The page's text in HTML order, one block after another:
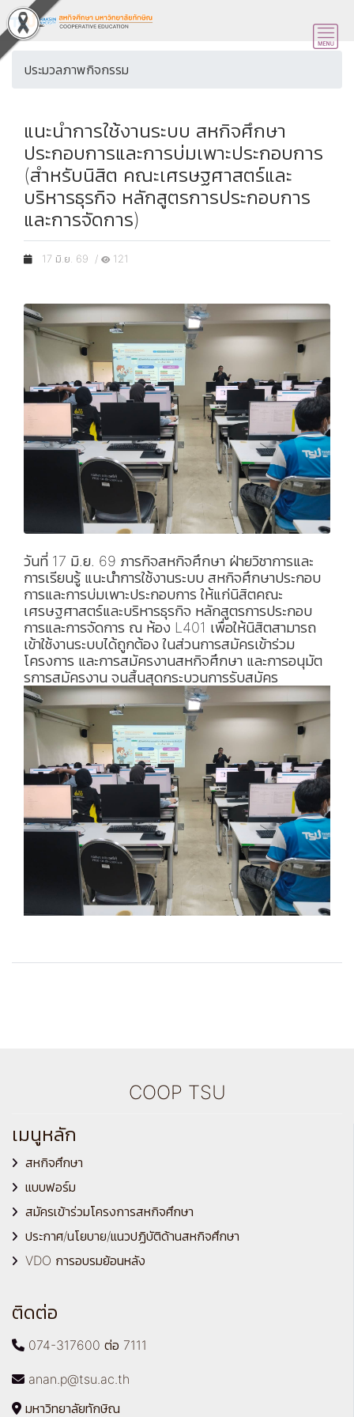
ประมวลภาพกิจกรรม
แนะนำการใช้งานระบบ สหกิจศึกษา
ประกอบการและการบ่มเพาะประกอบการ
(สำหรับนิสิต คณะเศรษฐศาสตร์และ
บริหารธุรกิจ หลักสูตรการประกอบการ
และการจัดการ)
17 มิ.ย. 69 / 121
วันที่ 17 มิ.ย. 69 ภารกิจสหกิจศึกษา ฝ่ายวิชาการและ
การเรียนรู้ แนะนำการใช้งานระบบ สหกิจศึกษาประกอบ
การและการบ่มเพาะประกอบการ ให้แก่นิสิตคณะ
เศรษฐศาสตร์และบริหารธุรกิจ หลักสูตรการประกอบ
การและการจัดการ ณ ห้อง L401 เพื่อให้นิสิตสามารถ
เข้าใช้งานระบบได้ถูกต้อง ในส่วนการสมัครเข้าร่วม
โครงการ และการสมัครงานสหกิจศึกษา และการอนุมัต
รการสมัครงาน จนสิ้นสุดกระบวนการรับสมัคร
COOP TSU
เมนูหลัก
สหกิจศึกษา
แบบฟอร์ม
สมัครเข้าร่วมโครงการสหกิจศึกษา
ประกาศ/นโยบาย/แนวปฏิบัติด้านสหกิจศึกษา
VDO การอบรมย้อนหลัง
ติดต่อ
074-317600 ต่อ 7111
anan.p@tsu.ac.th
มหาวิทยาลัยทักษิณ